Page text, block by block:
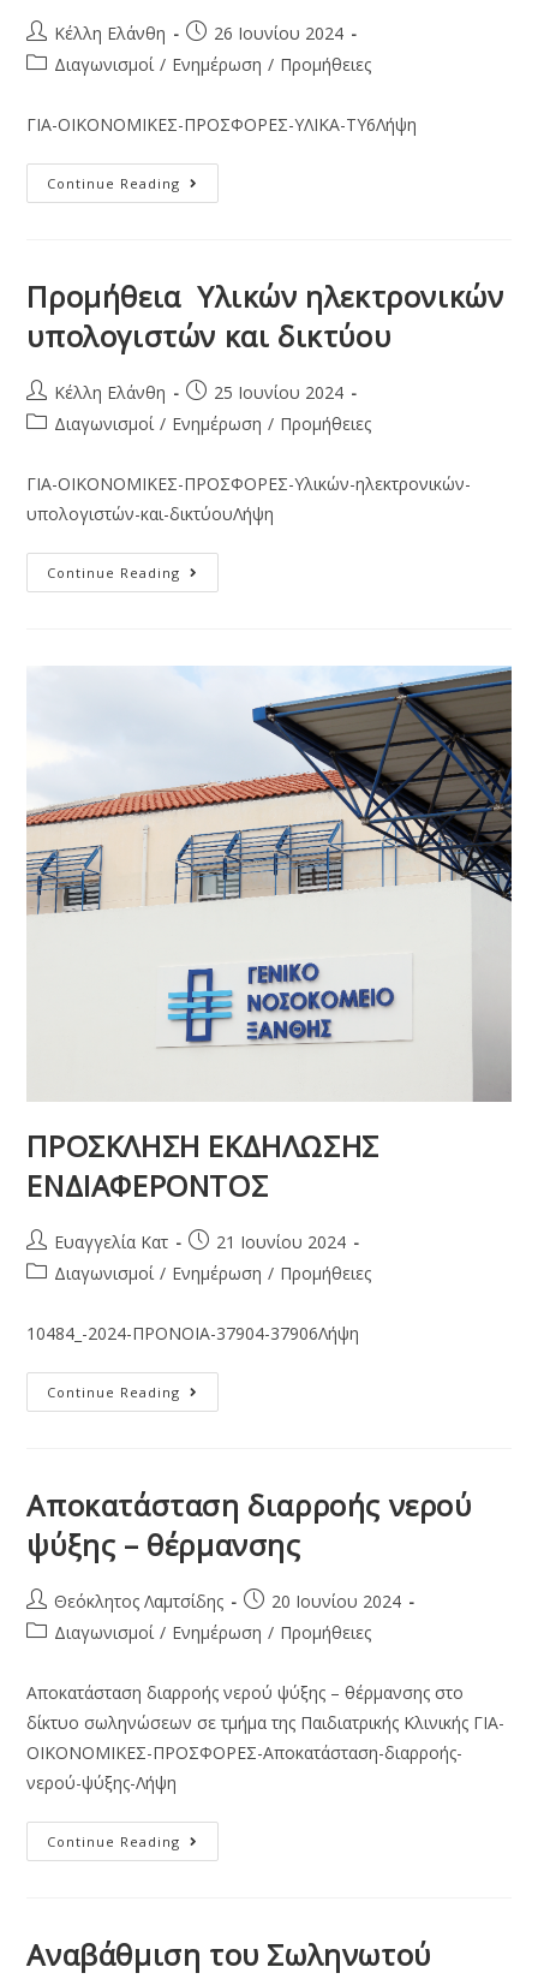
Κέλλη Ελάνθη
26 Ιουνίου 2024
Διαγωνισμοί / Ενημέρωση / Προμήθειες
ΓΙA-ΟΙΚΟΝΟΜΙΚΕΣ-ΠΡΟΣΦΟΡΕΣ-ΥΛΙΚΑ-ΤΥ6Λήψη
Continue Reading
Προμήθεια Υλικών ηλεκτρονικών
υπολογιστών και δικτύου
Κέλλη Ελάνθη
25 Ιουνίου 2024
Διαγωνισμοί / Ενημέρωση / Προμήθειες
ΓΙA-ΟΙΚΟΝΟΜΙΚΕΣ-ΠΡΟΣΦΟΡΕΣ-Υλικών-ηλεκτρονικών-
υπολογιστών-και-δικτύουΛήψη
Continue Reading
ΠΡΟΣΚΛΗΣΗ ΕΚΔΗΛΩΣΗΣ
ΕΝΔΙΑΦΕΡΟΝΤΟΣ
Ευαγγελία Κατ
21 Ιουνίου 2024
Διαγωνισμοί / Ενημέρωση / Προμήθειες
10484_-2024-ΠΡΟΝΟΙΑ-37904-37906Λήψη
Continue Reading
Αποκατάσταση διαρροής νερού
ψύξης – θέρμανσης
Θεόκλητος Λαμτσίδης
20 Ιουνίου 2024
Διαγωνισμοί / Ενημέρωση / Προμήθειες
Αποκατάσταση διαρροής νερού ψύξης – θέρμανσης στο
δίκτυο σωληνώσεων σε τμήμα της Παιδιατρικής Κλινικής ΓΙA-
ΟΙΚΟΝΟΜΙΚΕΣ-ΠΡΟΣΦΟΡΕΣ-Αποκατάσταση-διαρροής-
νερού-ψύξης-Λήψη
Continue Reading
Αναβάθμιση του Σωληνωτού